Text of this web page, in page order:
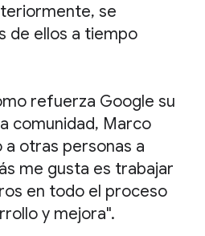
se
de ellos a tiempo
refuerza Google su
comunidad, Marco
otras personas a
me gusta es trabajar
en todo el proceso
y mejora".